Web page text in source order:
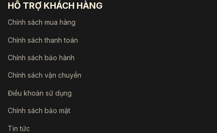
HỖ TRỢ KHÁCH HÀNG
Chính sách mua hàng
Chính sách thanh toán
Chính sách bảo hành
Chính sách vận chuyển
Điều khoản sử dụng
Chính sách bảo mật
Tin tức